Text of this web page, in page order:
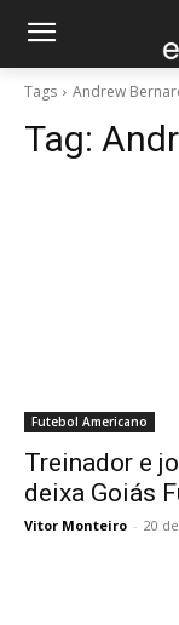
Tags Andrew
Tag:
Futebol Americano
Treinador e
deixa Goiás
Vitor Monteiro - 20